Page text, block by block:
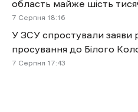
область майже шість
7 Cерпня 18:16
У ЗСУ спростували заяви
просування до Білого
7 Cерпня 17:43